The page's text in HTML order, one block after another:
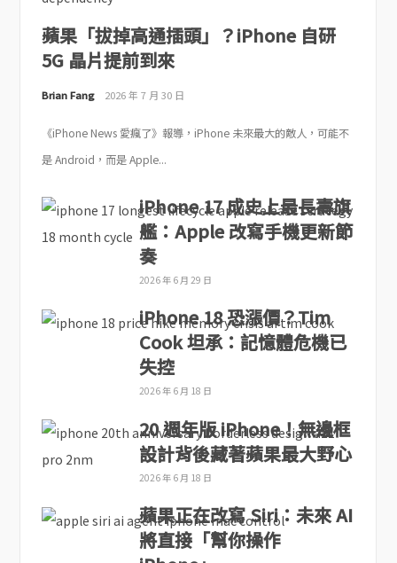
蘋果「拔掉高通插頭」？iPhone 自研
5G 晶片提前到來
Brian Fang 2026 年 7 月 30 日
《iPhone News 愛瘋了》報導，iPhone 未來最大的敵人，可能不
是 Android，而是 Apple...
iPhone 17 成史上最長壽旗
艦：Apple 改寫手機更新節
奏
2026 年 6 月 29 日
iPhone 18 恐漲價？Tim
Cook 坦承：記憶體危機已
失控
2026 年 6 月 18 日
20 週年版 iPhone！無邊框
設計背後藏著蘋果最大野心
2026 年 6 月 18 日
蘋果正在改寫 Siri：未來 AI
將直接「幫你操作